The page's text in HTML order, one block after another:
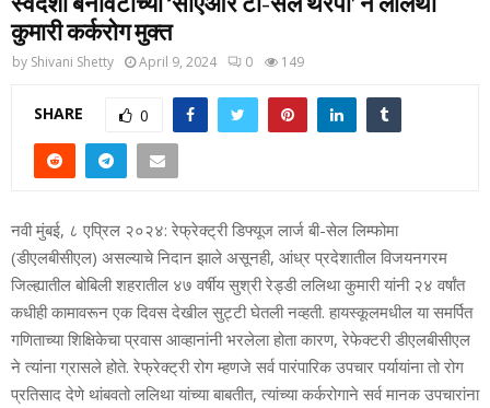
कुमारी कर्करोग मुक्त
by Shivani Shetty April 9, 2024 0 149
SHARE 0
नवी मुंबई, ८ एप्रिल २०२४: रेफ्रेक्ट्री डिफ्यूज लार्ज बी-सेल लिम्फोमा
(डीएलबीसीएल) असल्याचे निदान झाले असूनही, आंध्र प्रदेशातील विजयनगरम
जिल्ह्यातील बोबिली शहरातील ४७ वर्षीय सुश्री रेड्डी ललिथा कुमारी यांनी २४ वर्षांत
कधीही कामावरून एक दिवस देखील सुट्टी घेतली नव्हती. हायस्कूलमधील या समर्पित
गणिताच्या शिक्षिकेचा प्रवास आव्हानांनी भरलेला होता कारण, रेफेक्टरी डीएलबीसीएल
ने त्यांना ग्रासले होते. रेफ्रेक्ट्री रोग म्हणजे सर्व पारंपारिक उपचार पर्यायांना तो रोग
प्रतिसाद देणे थांबवतो ललिथा यांच्या बाबतीत, त्यांच्या कर्करोगाने सर्व मानक उपचारांना